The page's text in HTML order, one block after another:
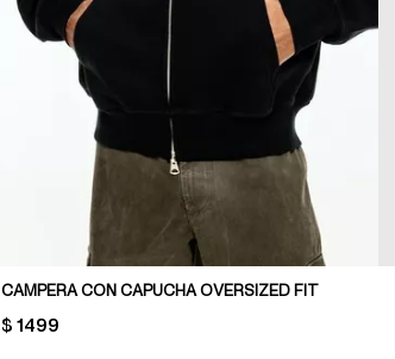
CAMPERA CON CAPUCHA OVERSIZED FIT
PRICE:
$ 1499